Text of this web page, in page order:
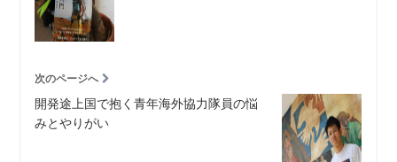
次のページへ
開発途上国で抱く青年海外協力隊員の悩
みとやりがい